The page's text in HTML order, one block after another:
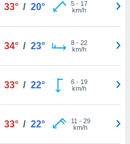
33° / 20° 5- 17
km/h
34° / 23° 8- 22
km/h
33° / 22° 6- 19
km/h
33° / 22° 11 - 29
km/h